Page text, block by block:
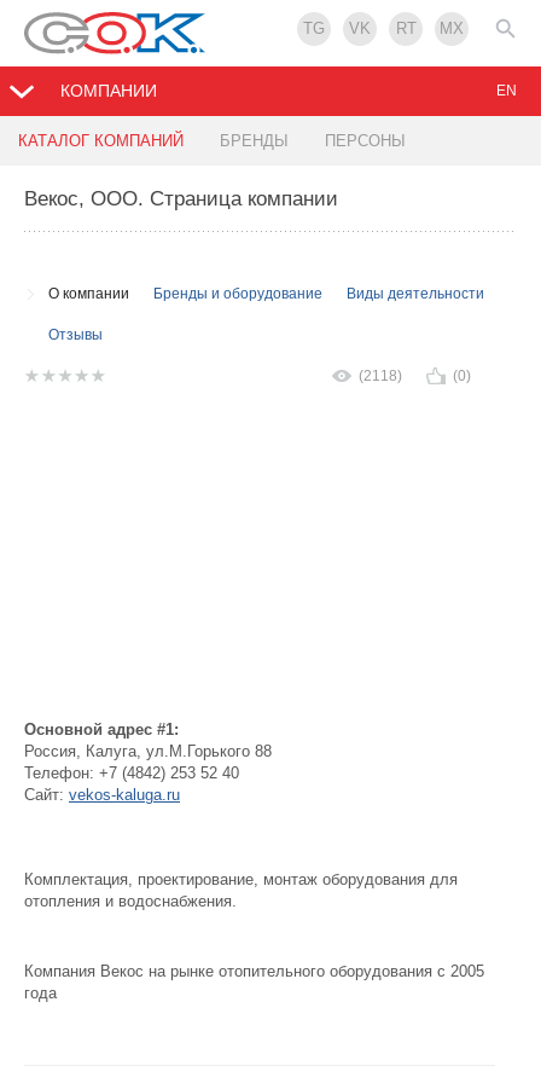
TG VK RT MX
КОМПАНИИ
КАТАЛОГ КОМПАНИЙ БРЕНДЫ ПЕРСОНЫ
EN
Векос, ООО. Страница компании
О компании Бренды и оборудование Виды деятельности
Отзывы
(2118) (0)
Основной адрес #1:
Россия, Калуга, ул.М.Горького 88
Телефон: +7 (4842) 253 52 40
Сайт: vekos-kaluga.ru
Комплектация, проектирование, монтаж оборудования для
отопления и водоснабжения.
Компания Векос на рынке отопительного оборудования с 2005
года